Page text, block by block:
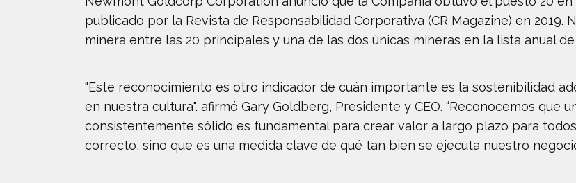
publicado por la Revista de Responsabilidad Corporativa (CR Magazine) en
minera entre las 20 principales y una de las dos únicas mineras en la lista anual
"Este reconocimiento es otro indicador de cuán importante es la sostenibilidad
en nuestra cultura". afirmó Gary Goldberg, Presidente y CEO. “Reconocemos que
consistentemente sólido es fundamental para crear valor a largo plazo para
correcto, sino que es una medida clave de qué tan bien se ejecuta nuestro